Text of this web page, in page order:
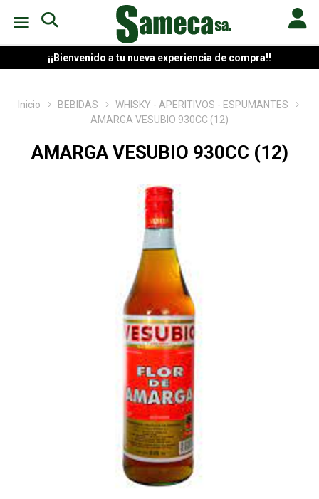
¡¡Bienvenido a tu nueva experiencia de compra!!
Inicio BEBIDAS
WHISKY - APERITIVOS - ESPUMANTES
AMARGA VESUBIO 930CC (12)
AMARGA VESUBIO 930CC (12)